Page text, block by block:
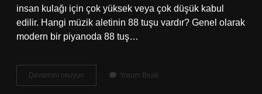
insan kulağı için çok yüksek veya çok düşük kabul
edilir. Hangi müzik aletinin 88 tuşu vardır? Genel olarak
modern bir piyanoda 88 tuş…
Devamını okuyun
Tuş
Yorum Bırak